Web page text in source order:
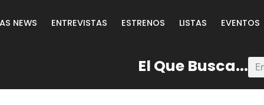
NEWS ENTREVISTAS ESTRENOS LISTAS EVENTOS
El Que Busca...